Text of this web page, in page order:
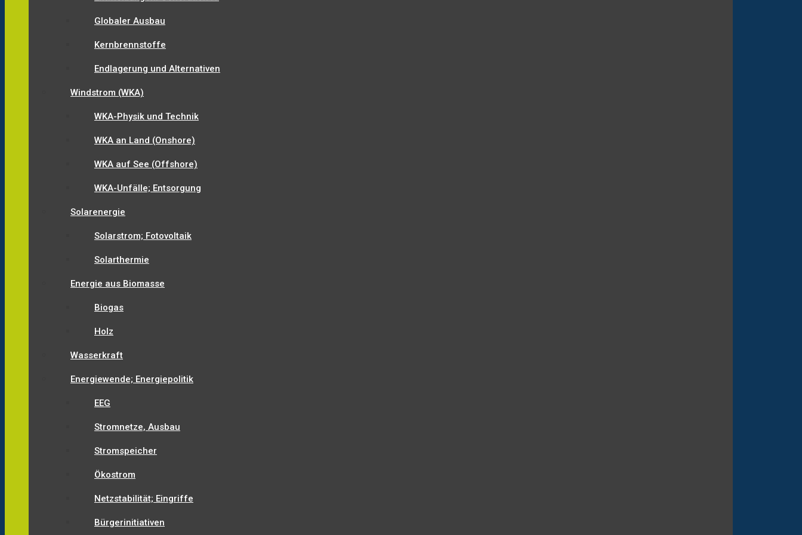
Globaler Ausbau
Kernbrennstoffe
Endlagerung und Alternativen
Windstrom (WKA)
WKA-Physik und Technik
WKA an Land (Onshore)
WKA auf See (Offshore)
WKA-Unfälle; Entsorgung
Solarenergie
Solarstrom; Fotovoltaik
Solarthermie
Energie aus Biomasse
Biogas
Holz
Wasserkraft
Energiewende; Energiepolitik
EEG
Stromnetze, Ausbau
Stromspeicher
Ökostrom
Netzstabilität; Eingriffe
Bürgerinitiativen